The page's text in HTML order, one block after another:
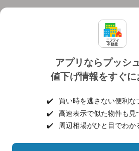
アプリならプッシ
値下げ情報をすぐに
✔️
買い時を逃さない便利な
✔️
高速表示で似た物件も見
✔️
周辺相場がひと目でわか
個人情報保護ポリシー
ヘルプ・お問い合わせ